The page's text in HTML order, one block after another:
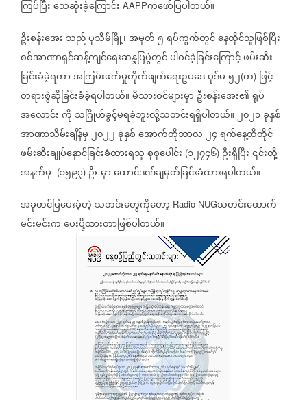
ကြပ်ပြီးသေဆုံးခဲ့ကြောင်း AAPPကဖော်ပြပါတယ်။
ဦးစန်းအေး သည်ပုသိမ်မြို့၊အမှတ်၅ရပ်ကွက်တွင်နေထိုင်သူဖြစ်ပြီး
စစ်အာဏာရှင်ဆန့်ကျင်ရေးဆန္ဒပြပွဲတွင်ပါဝင်ခဲ့ခြင်းကြောင့်ဖမ်းဆီး
ခြင်းခံခဲ့ရကာအကြမ်းဖက်မှုတိုက်ဖျက်ရေးဥပဒေပုဒ်မ၅၂(က) ဖြင့်
တရားစွဲဆိုခြင်းခံခဲ့ရပါတယ်။မိသားဝင်များမှာဦးစန်းအေး၏ရုပ်
အလောင်းကို သဂြိုဟ်ခွင့်မရခဲဘူးလို့သတင်းရရှိပါတယ်။၂၀၂၁ခုနှစ်
အာဏာသိမ်းချိန်မှ၂၀၂၂ခုနှစ်အောက်တိုဘာလ၂၄ရက်နေ့ထိတိုင်
ဖမ်းဆီးချုပ်နှောင်ခြင်းခံထားရသူစုစုပေါင်း (၁၂၇၄၆) ဦးရှိပြီး၎င်းတို့
အနက်မှ (၁၅၉၃) ဦးမှာထောင်ဒဏ်ချမှတ်ခြင်းခံထားရပါတယ်။
အခုတင်ပြပေးခဲ့တဲ့ သတင်းတွေကိုတော့ Radio NUGသတင်းထောက်
မင်းမင်းကပေးပို့ထားတာဖြစ်ပါတယ်။